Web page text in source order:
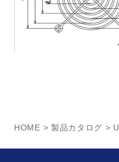
HOME > 製品カタログ >